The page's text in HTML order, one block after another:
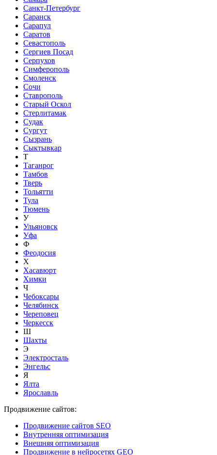
Санкт-Петербург
Саранск
Сарапул
Саратов
Севастополь
Сергиев Посад
Серпухов
Симферополь
Смоленск
Сочи
Ставрополь
Старый Оскол
Стерлитамак
Судак
Сургут
Сызрань
Сыктывкар
Т
Таганрог
Тамбов
Тверь
Тольятти
Тула
Тюмень
У
Ульяновск
Уфа
Ф
Феодосия
Х
Хасавюрт
Химки
Ч
Чебоксары
Челябинск
Череповец
Черкесск
Ш
Шахты
Э
Электросталь
Энгельс
Я
Ялта
Ярославль
Продвижение сайтов:
Продвижение сайтов SEO
Внутренняя оптимизация
Внешняя оптимизация
Продвижение в нейросетях GEO